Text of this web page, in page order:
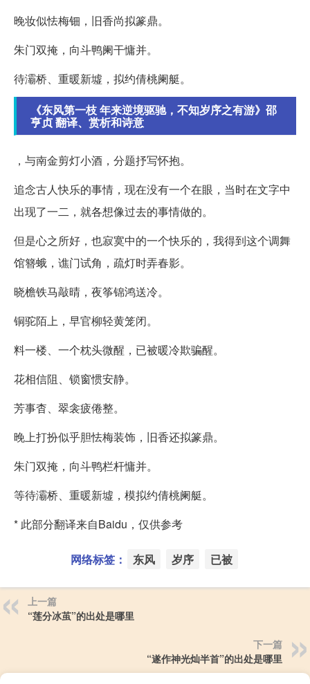
晚妆似怯梅钿，旧香尚拟篆鼎。
朱门双掩，向斗鸭阑干慵并。
待灞桥、重暖新墟，拟约倩桃阑艇。
《东风第一枝 年来逆境驱驰，不知岁序之有游》邵
亨贞 翻译、赏析和诗意
，与南金剪灯小酒，分题抒写怀抱。
追念古人快乐的事情，现在没有一个在眼，当时在文字中
出现了一二，就各想像过去的事情做的。
但是心之所好，也寂寞中的一个快乐的，我得到这个调舞
馆簪蛾，谯门试角，疏灯时弄春影。
晓檐铁马敲晴，夜筝锦鸿送冷。
铜驼陌上，早官柳轻黄笼闭。
料一楼、一个枕头微醒，已被暖冷欺骗醒。
花相信阻、锁窗惯安静。
芳事杳、翠衾疲倦整。
晚上打扮似乎胆怯梅装饰，旧香还拟篆鼎。
朱门双掩，向斗鸭栏杆慵并。
等待灞桥、重暖新墟，模拟约倩桃阑艇。
* 此部分翻译来自Baidu，仅供参考
网络标签： 东风 岁序 已被
上一篇
“莲分冰茧”的出处是哪里
下一篇
“遂作神光灿半首”的出处是哪里